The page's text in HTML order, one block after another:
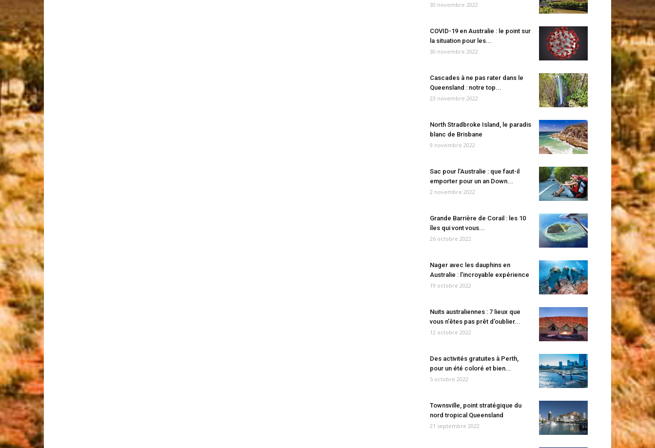
30 novembre 2022
COVID-19 en Australie : le point sur
la situation pour les...
30 novembre 2022
Cascades à ne pas rater dans le
Queensland : notre top...
23 novembre 2022
North Stradbroke Island, le paradis
blanc de Brisbane
9 novembre 2022
Sac pour l’Australie : que faut-il
emporter pour un an Down...
2 novembre 2022
Grande Barrière de Corail : les 10
îles qui vont vous...
26 octobre 2022
Nager avec les dauphins en
Australie : l’incroyable expérience
19 octobre 2022
Nuits australiennes : 7 lieux que
vous n’êtes pas prêt d’oublier...
12 octobre 2022
Des activités gratuites à Perth,
pour un été coloré et bien...
5 octobre 2022
Townsville, point stratégique du
nord tropical Queensland
21 septembre 2022